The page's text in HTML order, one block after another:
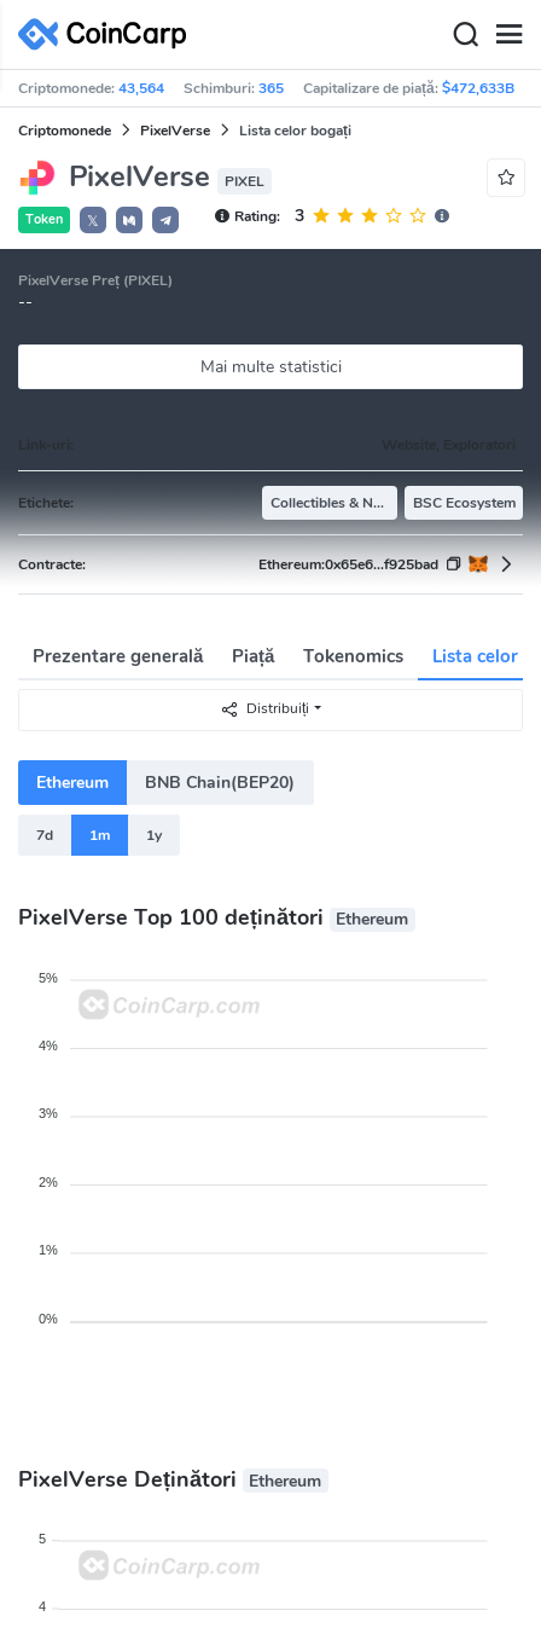
Criptomonede:43,564 Schimburi:365 Capitalizare de piață:$472,633B
Criptomonede PixelVerse Lista celor bogați
PixelVerse PIXEL
Token 𝕏 Rating: 3
PixelVerse Preț (PIXEL)
--
Mai multe statistici
Etichete: Collectibles & NFTs BSC Ecosystem
Contracte: Ethereum:0x65e6...f925bad
Prezentare generală Piață Tokenomics Lista celor
Distribuiți
Ethereum BNB Chain(BEP20)
7d 1m 1y
PixelVerse Top 100 deținători Ethereum
5%
4%
3%
2%
1%
0%
PixelVerse Deținători Ethereum
5
4